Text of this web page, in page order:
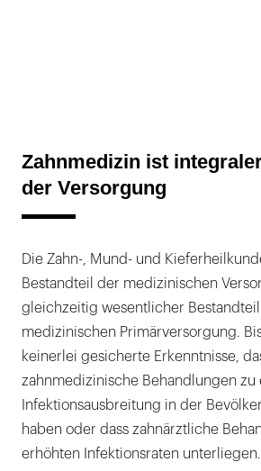
Zahnmedizin ist
der Versorgung
Die Zahn-, Mund- und
Bestandteil der medizinischen
gleichzeitig wesentlicher
medizinischen Primärversorgung.
keinerlei gesicherte Erkenntnisse,
zahnmedizinische Behandlungen zu
Infektionsausbreitung in der
haben oder dass zahnärztliche
erhöhten Infektionsraten unterliegen.